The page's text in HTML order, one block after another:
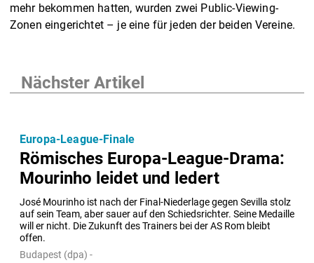
mehr bekommen hatten, wurden zwei Public-Viewing-
Zonen eingerichtet – je eine für jeden der beiden Vereine.
Nächster Artikel
Römisches Europa-League-Drama:
Mourinho leidet und ledert
José Mourinho ist nach der Final-Niederlage gegen Sevilla stolz
auf sein Team, aber sauer auf den Schiedsrichter. Seine Medaille
will er nicht. Die Zukunft des Trainers bei der AS Rom bleibt
offen.
Europa-League-Finale
Budapest (dpa) -